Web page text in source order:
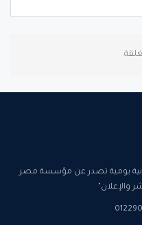
يومية تصدر عن مؤسسة مصر
والإعلان"